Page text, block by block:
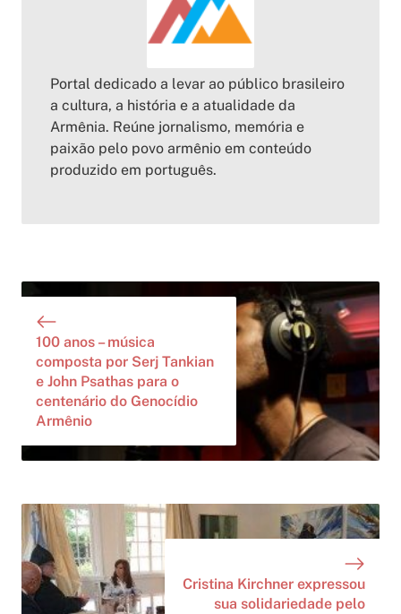
Portal dedicado a levar ao público brasileiro
a cultura, a história e a atualidade da
Armênia. Reúne jornalismo, memória e
paixão pelo povo armênio em conteúdo
produzido em português.
100 anos – música
composta por Serj Tankian
e John Psathas para o
centenário do Genocídio
Armênio
Cristina Kirchner expressou
sua solidariedade pelo